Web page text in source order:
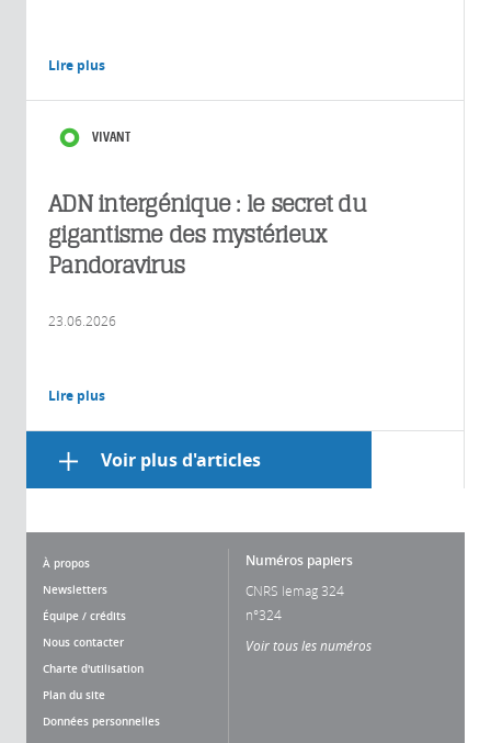
Lire plus
VIVANT
ADN intergénique : le secret du
gigantisme des mystérieux
Pandoravirus
23.06.2026
Lire plus
Voir plus d'articles
À propos
Newsletters
Équipe / crédits
Nous contacter
Charte d'utilisation
Plan du site
Données personnelles
Numéros papiers
CNRS lemag 324
n°324
Voir tous les numéros